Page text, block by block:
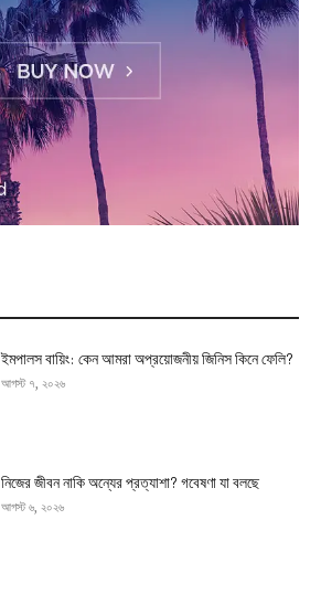
ইমপালস বায়িং: কেন আমরা অপ্রয়োজনীয় জিনিস কিনে ফেলি?
আগস্ট ৭, ২০২৬
নিজের জীবন নাকি অন্যের প্রত্যাশা? গবেষণা যা বলছে
আগস্ট ৬, ২০২৬